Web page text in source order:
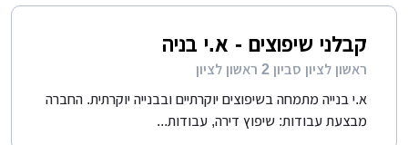
קבלני שיפוצים - א.י בניה
ראשון לציון סביון 2 ראשון לציון
א.י בנייה מתמחה בשיפוצים יוקרתיים ובבנייה יוקרתית. החברה
מבצעת עבודות: שיפוץ דירה, עבודות...